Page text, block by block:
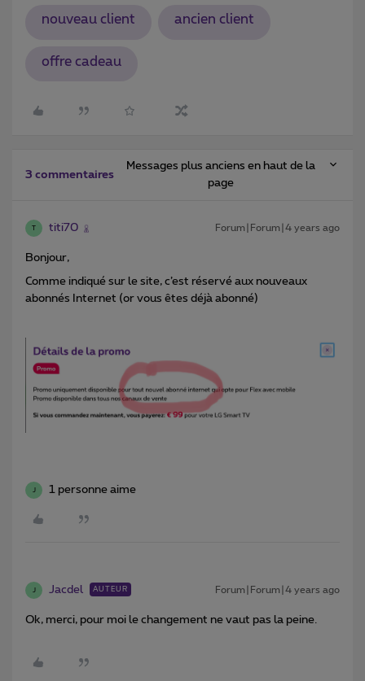
nouveau client ancien client
offre cadeau
3 commentaires
Messages plus anciens en haut de la
page
titi70 Forum|Forum|4 years ago
Bonjour,
Comme indiqué sur le site, c’est réservé aux nouveaux
abonnés Internet (or vous êtes déjà abonné)
1 personne aime
Jacdel AUTEUR Forum|Forum|4 years ago
Ok, merci, pour moi le changement ne vaut pas la peine.